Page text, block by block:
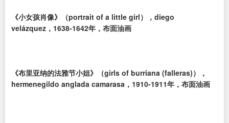
《小女孩肖像》（portrait of a little girl），diego
velázquez，1638-1642年，布面油画
《布里亚纳的法雅节小姐》（girls of burriana (falleras)），
hermenegildo anglada camarasa，1910-1911年，布面油画